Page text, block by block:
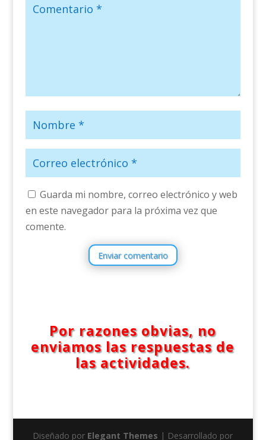
Guarda mi nombre, correo electrónico y web
en este navegador para la próxima vez que
comente.
Enviar comentario
Por razones obvias, no
enviamos las respuestas de
las actividades.
Diseñado por Elegant Themes | Desarrollado por